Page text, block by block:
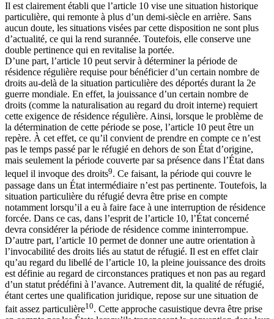
Il est clairement établi que l’article 10 vise une situation historique
particulière, qui remonte à plus d’un demi-siècle en arrière. Sans
aucun doute, les situations visées par cette disposition ne sont plus
d’actualité, ce qui la rend surannée. Toutefois, elle conserve une
double pertinence qui en revitalise la portée.
D’une part, l’article 10 peut servir à déterminer la période de
résidence régulière requise pour bénéficier d’un certain nombre de
droits au-delà de la situation particulière des déportés durant la 2e
guerre mondiale. En effet, la jouissance d’un certain nombre de
droits (comme la naturalisation au regard du droit interne) requiert
cette exigence de résidence régulière. Ainsi, lorsque le problème de
la détermination de cette période se pose, l’article 10 peut être un
repère. À cet effet, ce qu’il convient de prendre en compte ce n’est
pas le temps passé par le réfugié en dehors de son État d’origine,
mais seulement la période couverte par sa présence dans l’État dans
lequel il invoque des droits9. Ce faisant, la période qui couvre le
passage dans un État intermédiaire n’est pas pertinente. Toutefois, la
situation particulière du réfugié devra être prise en compte
notamment lorsqu’il a eu à faire face à une interruption de résidence
forcée. Dans ce cas, dans l’esprit de l’article 10, l’État concerné
devra considérer la période de résidence comme ininterrompue.
D’autre part, l’article 10 permet de donner une autre orientation à
l’invocabilité des droits liés au statut de réfugié. Il est en effet clair
qu’au regard du libellé de l’article 10, la pleine jouissance des droits
est définie au regard de circonstances pratiques et non pas au regard
d’un statut prédéfini à l’avance. Autrement dit, la qualité de réfugié,
étant certes une qualification juridique, repose sur une situation de
fait assez particulière10. Cette approche casuistique devra être prise